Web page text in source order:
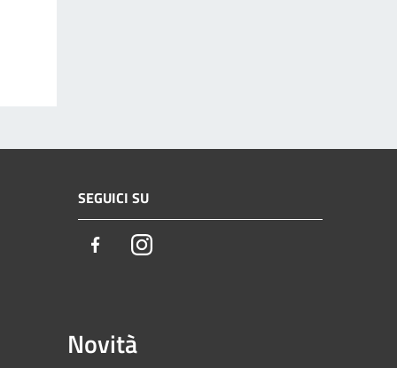
SEGUICI SU
FacebookInstagram
Novità